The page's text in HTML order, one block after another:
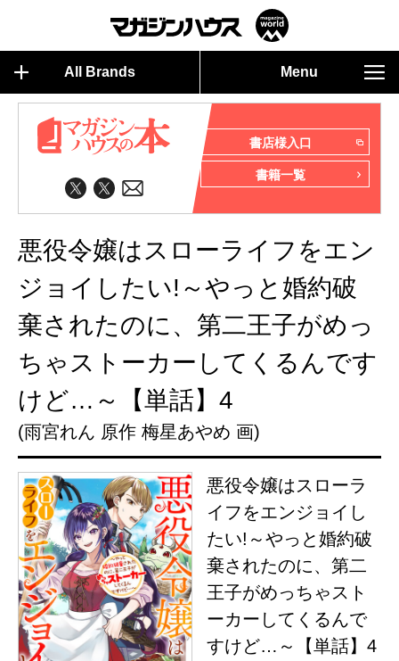
All Brands Menu
書店様入口
書籍一覧
悪役令嬢はスローライフをエン
ジョイしたい!～やっと婚約破
棄されたのに、第二王子がめっ
ちゃストーカーしてくるんです
けど…～【単話】4
(雨宮れん 原作 梅星あやめ 画)
悪役令嬢はスローラ
イフをエンジョイし
たい!～やっと婚約破
棄されたのに、第二
王子がめっちゃスト
ーカーしてくるんで
すけど…～【単話】4